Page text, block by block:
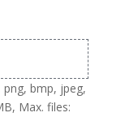
bmp, jpeg,
Max. files: